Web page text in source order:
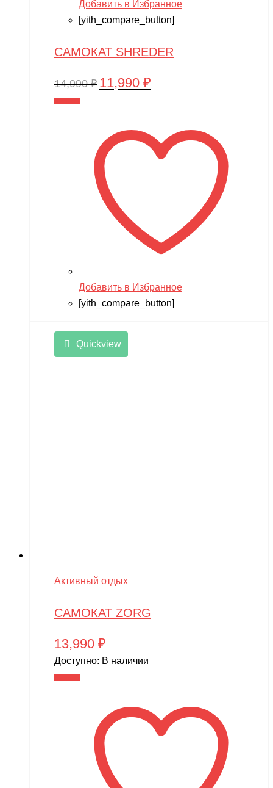
Добавить в Избранное
[yith_compare_button]
САМОКАТ SHREDER
14,990₽ Первоначальная
14,990 ₽.
11,990 ₽
Добавить в Избранное
[yith_compare_button]
Quickview
Активный отдых
САМОКАТ ZORG
13,990 ₽
Доступно: В наличии